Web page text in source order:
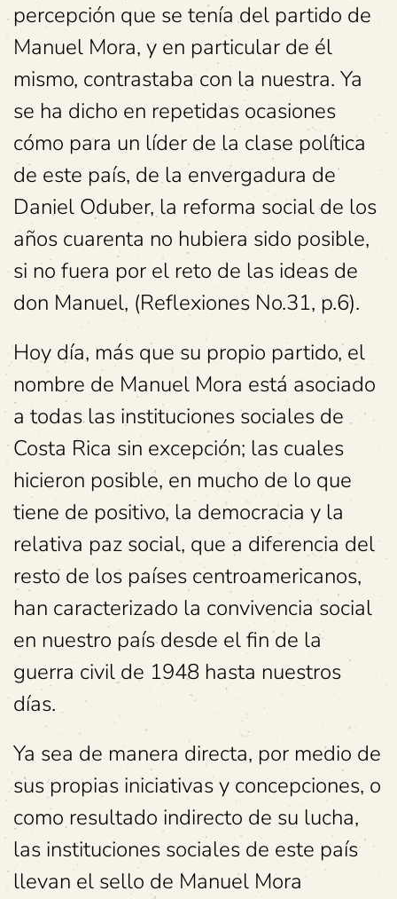
percepción que se tenía del partido de
Manuel Mora, y en particular de él
mismo, contrastaba con la nuestra. Ya
se ha dicho en repetidas ocasiones
cómo para un líder de la clase política
de este país, de la envergadura de
Daniel Oduber, la reforma social de los
años cuarenta no hubiera sido posible,
si no fuera por el reto de las ideas de
don Manuel, (Reflexiones No.31, p.6).
Hoy día, más que su propio partido, el
nombre de Manuel Mora está asociado
a todas las instituciones sociales de
Costa Rica sin excepción; las cuales
hicieron posible, en mucho de lo que
tiene de positivo, la democracia y la
relativa paz social, que a diferencia del
resto de los países centroamericanos,
han caracterizado la convivencia social
en nuestro país desde el fin de la
guerra civil de 1948 hasta nuestros
días.
Ya sea de manera directa, por medio de
sus propias iniciativas y concepciones, o
como resultado indirecto de su lucha,
las instituciones sociales de este país
llevan el sello de Manuel Mora